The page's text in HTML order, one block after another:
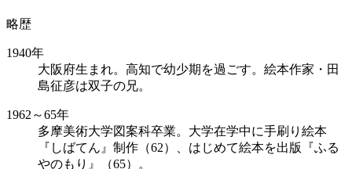
略歴
1940年
大阪府生まれ。高知で幼少期を過ごす。絵本作家・田
島征彦は双子の兄。
1962～65年
多摩美術大学図案科卒業。大学在学中に手刷り絵本
『しばてん』制作（62）、はじめて絵本を出版『ふる
やのもり』（65）。